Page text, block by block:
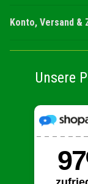
Konto, Versand &
Unsere